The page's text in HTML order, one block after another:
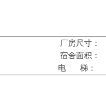
尺寸：
面积：
梯：